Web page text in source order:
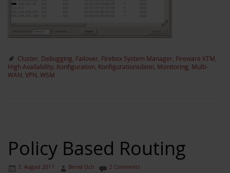
Cluster Debugging Failover Firebox System Manager Fireware XTM
High Availability Konfiguration Konfigurationsdatei Monitoring Multi-
WAN VPN WSM
Policy Based Routing
3. August 2011 Bernd Och 2 Comments